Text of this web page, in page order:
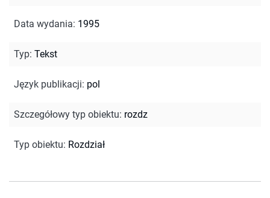
Data wydania: 1995
Typ: Tekst
Język publikacji: pol
Szczegółowy typ obiektu: rozdz
Typ obiektu: Rozdział